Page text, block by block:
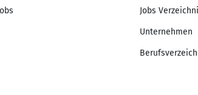
Jobs
Unternehmen